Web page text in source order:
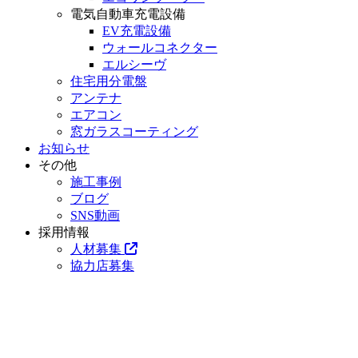
電気自動車充電設備
EV充電設備
ウォールコネクター
エルシーヴ
住宅用分電盤
アンテナ
エアコン
窓ガラスコーティング
お知らせ
その他
施工事例
ブログ
SNS動画
採用情報
人材募集
協力店募集